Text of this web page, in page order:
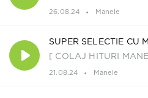
26.08.24 Manele
SUPER SELECTIE CU
21.08.24 Manele